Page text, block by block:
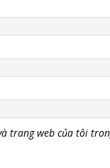
trang web của tôi